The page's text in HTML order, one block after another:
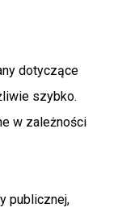
dotyczące
szybko.
w zależności
publicznej,